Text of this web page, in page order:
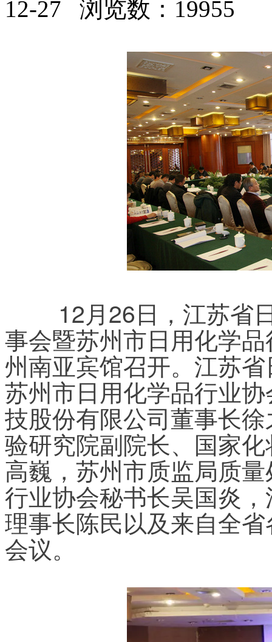
12-27 浏览数：19955
事会暨苏州市日用化学
州南亚宾馆召开。江苏
苏州市日用化学品行业
技股份有限公司董事长
验研究院副院长、国家
高巍，苏州市质监局质
行业协会秘书长吴国炎
理事长陈民以及来自全